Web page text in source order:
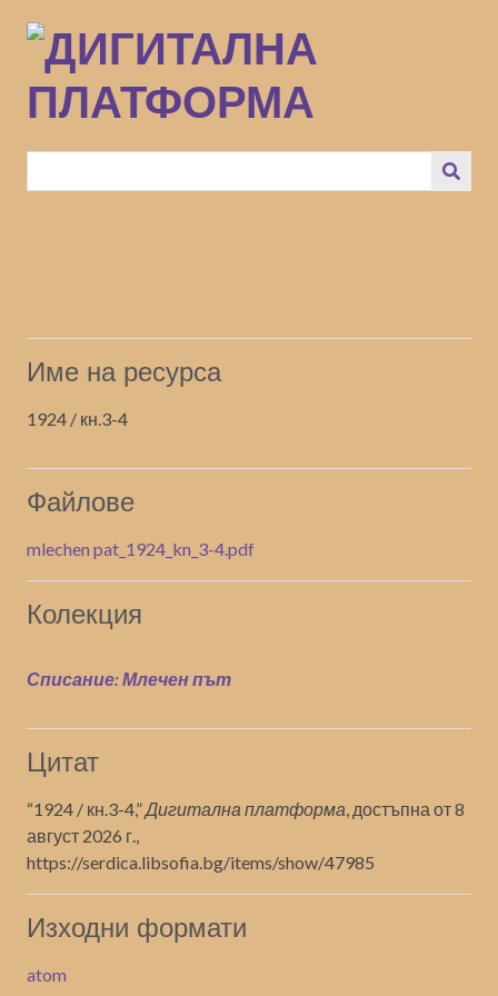
към
основното
съдържание
Име на ресурса
1924 / кн.3-4
Файлове
mlechen pat_1924_kn_3-4.pdf
Колекция
Списание: Млечен път
Цитат
“1924 / кн.3-4,”Дигитална платформа, достъпна от 8
август 2026 г.,
https://serdica.libsofia.bg/items/show/47985
Изходни формати
atom